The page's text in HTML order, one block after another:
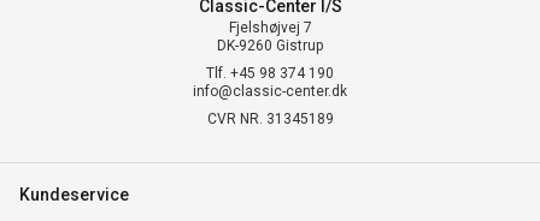
Classic-Center I/S
Fjelshøjvej 7
DK-9260 Gistrup
Tlf. +45 98 374 190
info@classic-center.dk
CVR NR. 31345189
Kundeservice